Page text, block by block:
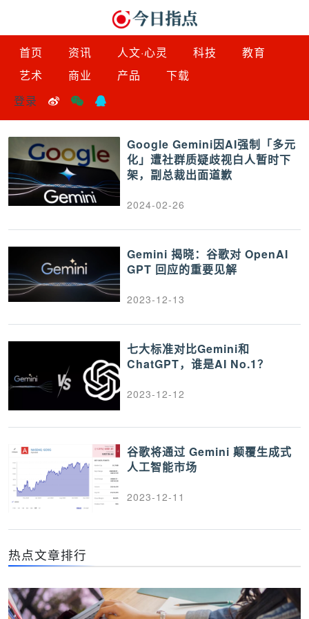
首页 资讯 人文·心灵 科技
教育
艺术
商业 产品
下载
登录
Google Gemini因AI强制「多元
化」遭社群质疑歧视白人暂时下
架，副总裁出面道歉
2024-02-26
Gemini 揭晓：谷歌对 OpenAI
GPT 回应的重要见解
2023-12-13
七大标准对比Gemini和
ChatGPT，谁是AI No.1？
2023-12-12
谷歌将通过 Gemini 颠覆生成式
人工智能市场
2023-12-11
热点文章排行